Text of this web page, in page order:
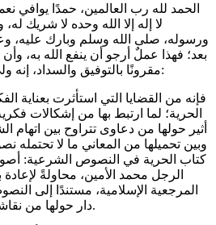
الحمد لله رب العالمين، حمدًا يوافي
لا إله إلا الله وحده لا شريك
ورسوله، صلى الله وسلم وبارك عليه،
بعد؛ فهذا عملٌ أرجو أن ينفع الله به،
مقرونًا بالتوفيق والسداد، إنه ولي ذلك والقادر عليه، أما بعد:
فإنه من القضايا التي استأثرت بعناية
الحرية؛ لما ارتبط بها من إشكالات
أثير حولها من دعاوى تتراوح بين اتهام
وبين تحميلها من المعاني ما لا تحتمله
كتاب الحرية في النصوص الشرعية:
الرجل محمد الأمين، محاولةً
المرجعية الإسلامية، مستندًا إلى
دار حولها من نقاشات فكرية قديمة ومعاصرة.